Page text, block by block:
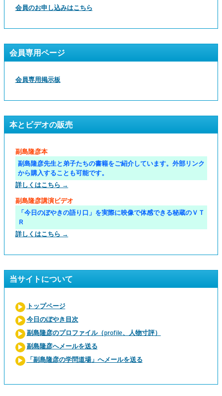
会員のお申し込みはこちら
会員専用ページ
会員専用掲示板
本とビデオの販売
副島隆彦本
副島隆彦先生と弟子たちの書籍をご紹介しています。外部リンク
から購入することも可能です。
詳しくはこちら →
副島隆彦講演ビデオ
「今日のぼやきの語り口」を実際に映像で体感できる秘蔵のＶＴ
Ｒ
詳しくはこちら →
当サイトについて
トップページ
今日のぼやき目次
副島隆彦のプロファイル（profile、人物寸評）
副島隆彦へメールを送る
「副島隆彦の学問道場」へメールを送る